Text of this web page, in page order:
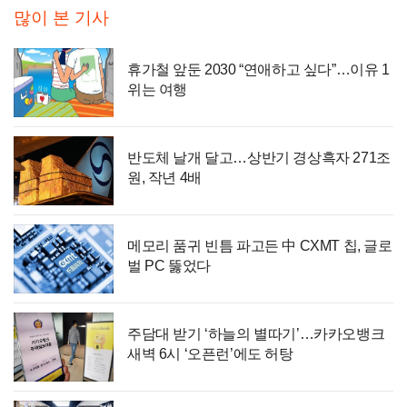
많이 본 기사
휴가철 앞둔 2030 “연애하고 싶다”…이유 1
위는 여행
반도체 날개 달고…상반기 경상흑자 271조
원, 작년 4배
메모리 품귀 빈틈 파고든 中 CXMT 칩, 글로
벌 PC 뚫었다
주담대 받기 ‘하늘의 별따기’…카카오뱅크
새벽 6시 ‘오픈런’에도 허탕